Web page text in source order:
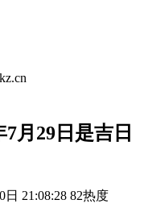
月29日是吉日
日 21:08:28 82热度